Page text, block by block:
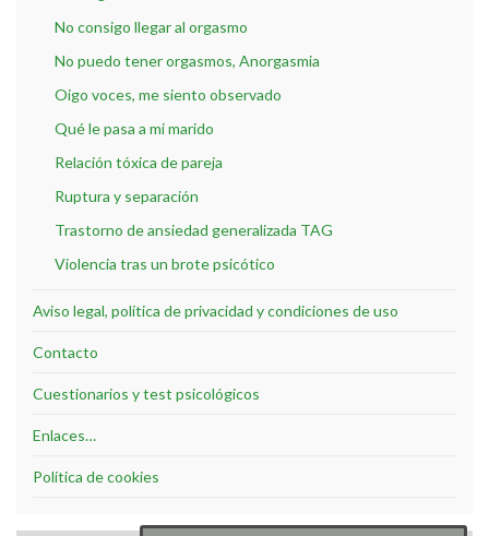
No consigo llegar al orgasmo
No puedo tener orgasmos, Anorgasmia
Oigo voces, me siento observado
Qué le pasa a mi marido
Relación tóxica de pareja
Ruptura y separación
Trastorno de ansiedad generalizada TAG
Violencia tras un brote psicótico
Aviso legal, política de privacidad y condiciones de uso
Contacto
Cuestionarios y test psicológicos
Enlaces…
Política de cookies